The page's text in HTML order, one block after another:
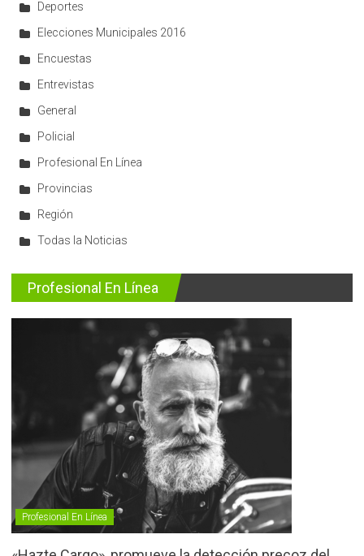
Deportes
Elecciones Municipales 2016
Encuestas
Entrevistas
General
Policial
Profesional En Línea
Provincias
Región
Todas la Noticias
Profesional En Línea
Profesional En Línea